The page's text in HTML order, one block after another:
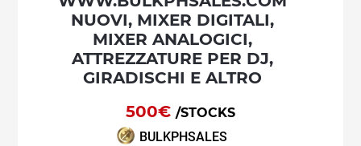
NUOVI, MIXER DIGITALI,
MIXER ANALOGICI,
ATTREZZATURE PER DJ,
GIRADISCHI E ALTRO
500€ /STOCKS
BULKPHSALES